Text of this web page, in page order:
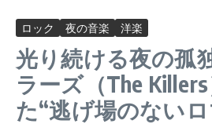
ロック 夜の音楽 洋楽
光り続ける夜の孤
ラーズ（The
た“逃げ場のない